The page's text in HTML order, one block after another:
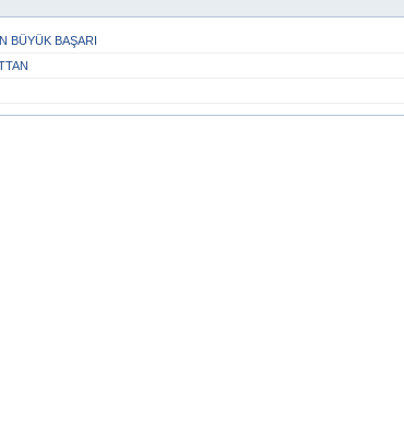
BÜYÜK BAŞARI